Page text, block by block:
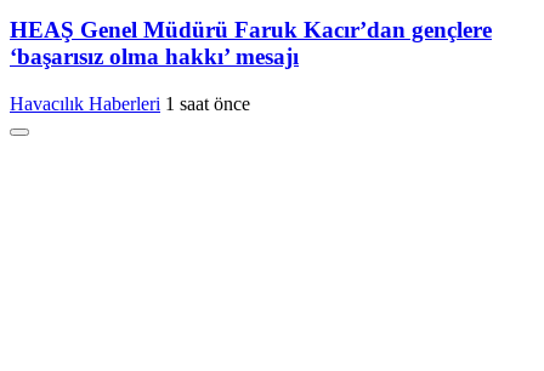
HEAŞ Genel Müdürü Faruk Kacır’dan gençlere
‘başarısız olma hakkı’ mesajı
Havacılık Haberleri 1 saat önce